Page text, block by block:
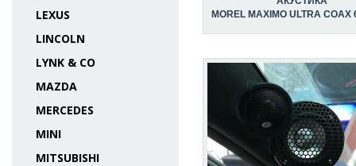
LEXUS
LINCOLN
LYNK & CO
MAZDA
MERCEDES
MINI
MITSUBISHI
MOREL MAXIMO ULTRA COAX